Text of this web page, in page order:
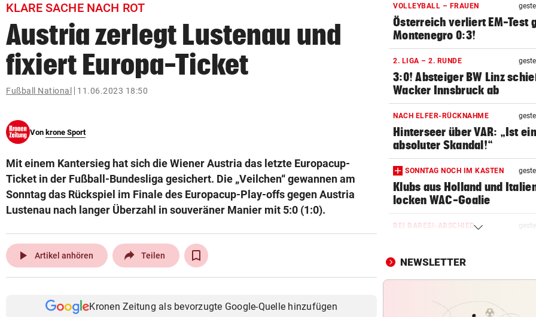
bookmark
search
Suchbegriff
eingeben
© Krone Multimedia GmbH & Co KG 2026
KLARE SACHE NACH ROT
Austria zerlegt Lustenau und
fixiert Europa-Ticket
Fußball National 11.06.2023 18:50
Von krone Sport
Mit einem Kantersieg hat sich die Wiener Austria das letzte Europacup-
Ticket in der Fußball-Bundesliga gesichert. Die „Veilchen“ gewannen am
Sonntag das Rückspiel im Finale des Europacup-Play-offs gegen Austria
Lustenau nach langer Überzahl in souveräner Manier mit 5:0 (1:0).
play_arrow Artikel anhören Teilen
Kronen Zeitung als bevorzugte Google-Quelle hinzufügen
VOLLEYBALL – FRAUEN
Österreich verliert EM-Test
Montenegro 0:3!
2. LIGA – 2. RUNDE
3:0! Absteiger BW Linz
Wacker Innsbruck ab
NACH ELFER-RÜCKNAHME
Hinterseer über VAR: „Ist ein
absoluter Skandal!“
SONNTAG NOCH IM KASTEN
Klubs aus Holland und
locken WAC-Goalie
BEI BARESI-ABSCHIED
mit Mallet-Finger
LÄNDLE-KICKER SIEGEN
gegen WSG Tirol
NEWSLETTER